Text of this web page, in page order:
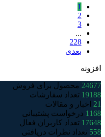
1
2
3
...
228
بعدی
افزونه
24677 محصول برای فروش
19188 تعداد سفارشات
21 اخبار و مقالات
1168 درخواست پشتیبانی
17648 تعداد کاربران فعال
558 تعداد نظرات دریافتی